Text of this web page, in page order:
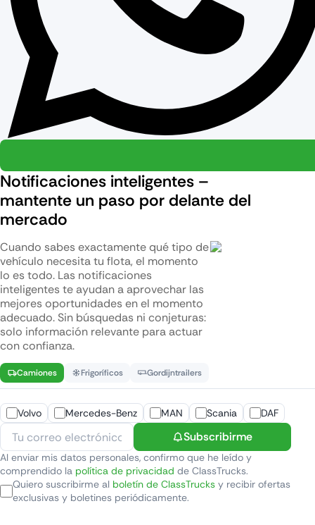
Notificaciones inteligentes –
mantente un paso por delante del
mercado
Cuando sabes exactamente qué tipo de
vehículo necesita tu flota, el momento
lo es todo. Las notificaciones
inteligentes te ayudan a aprovechar las
mejores oportunidades en el momento
adecuado. Sin búsquedas ni conjeturas:
solo información relevante para actuar
con confianza.
Camiones Frigoríficos Gordijntrailers
Volvo Mercedes-Benz MAN Scania DAF
Subscribirme
Al enviar mis datos personales, confirmo que he leído y
comprendido la política de privacidad de ClassTrucks.
Quiero suscribirme al boletín de ClassTrucks y recibir ofertas
exclusivas y boletines periódicamente.